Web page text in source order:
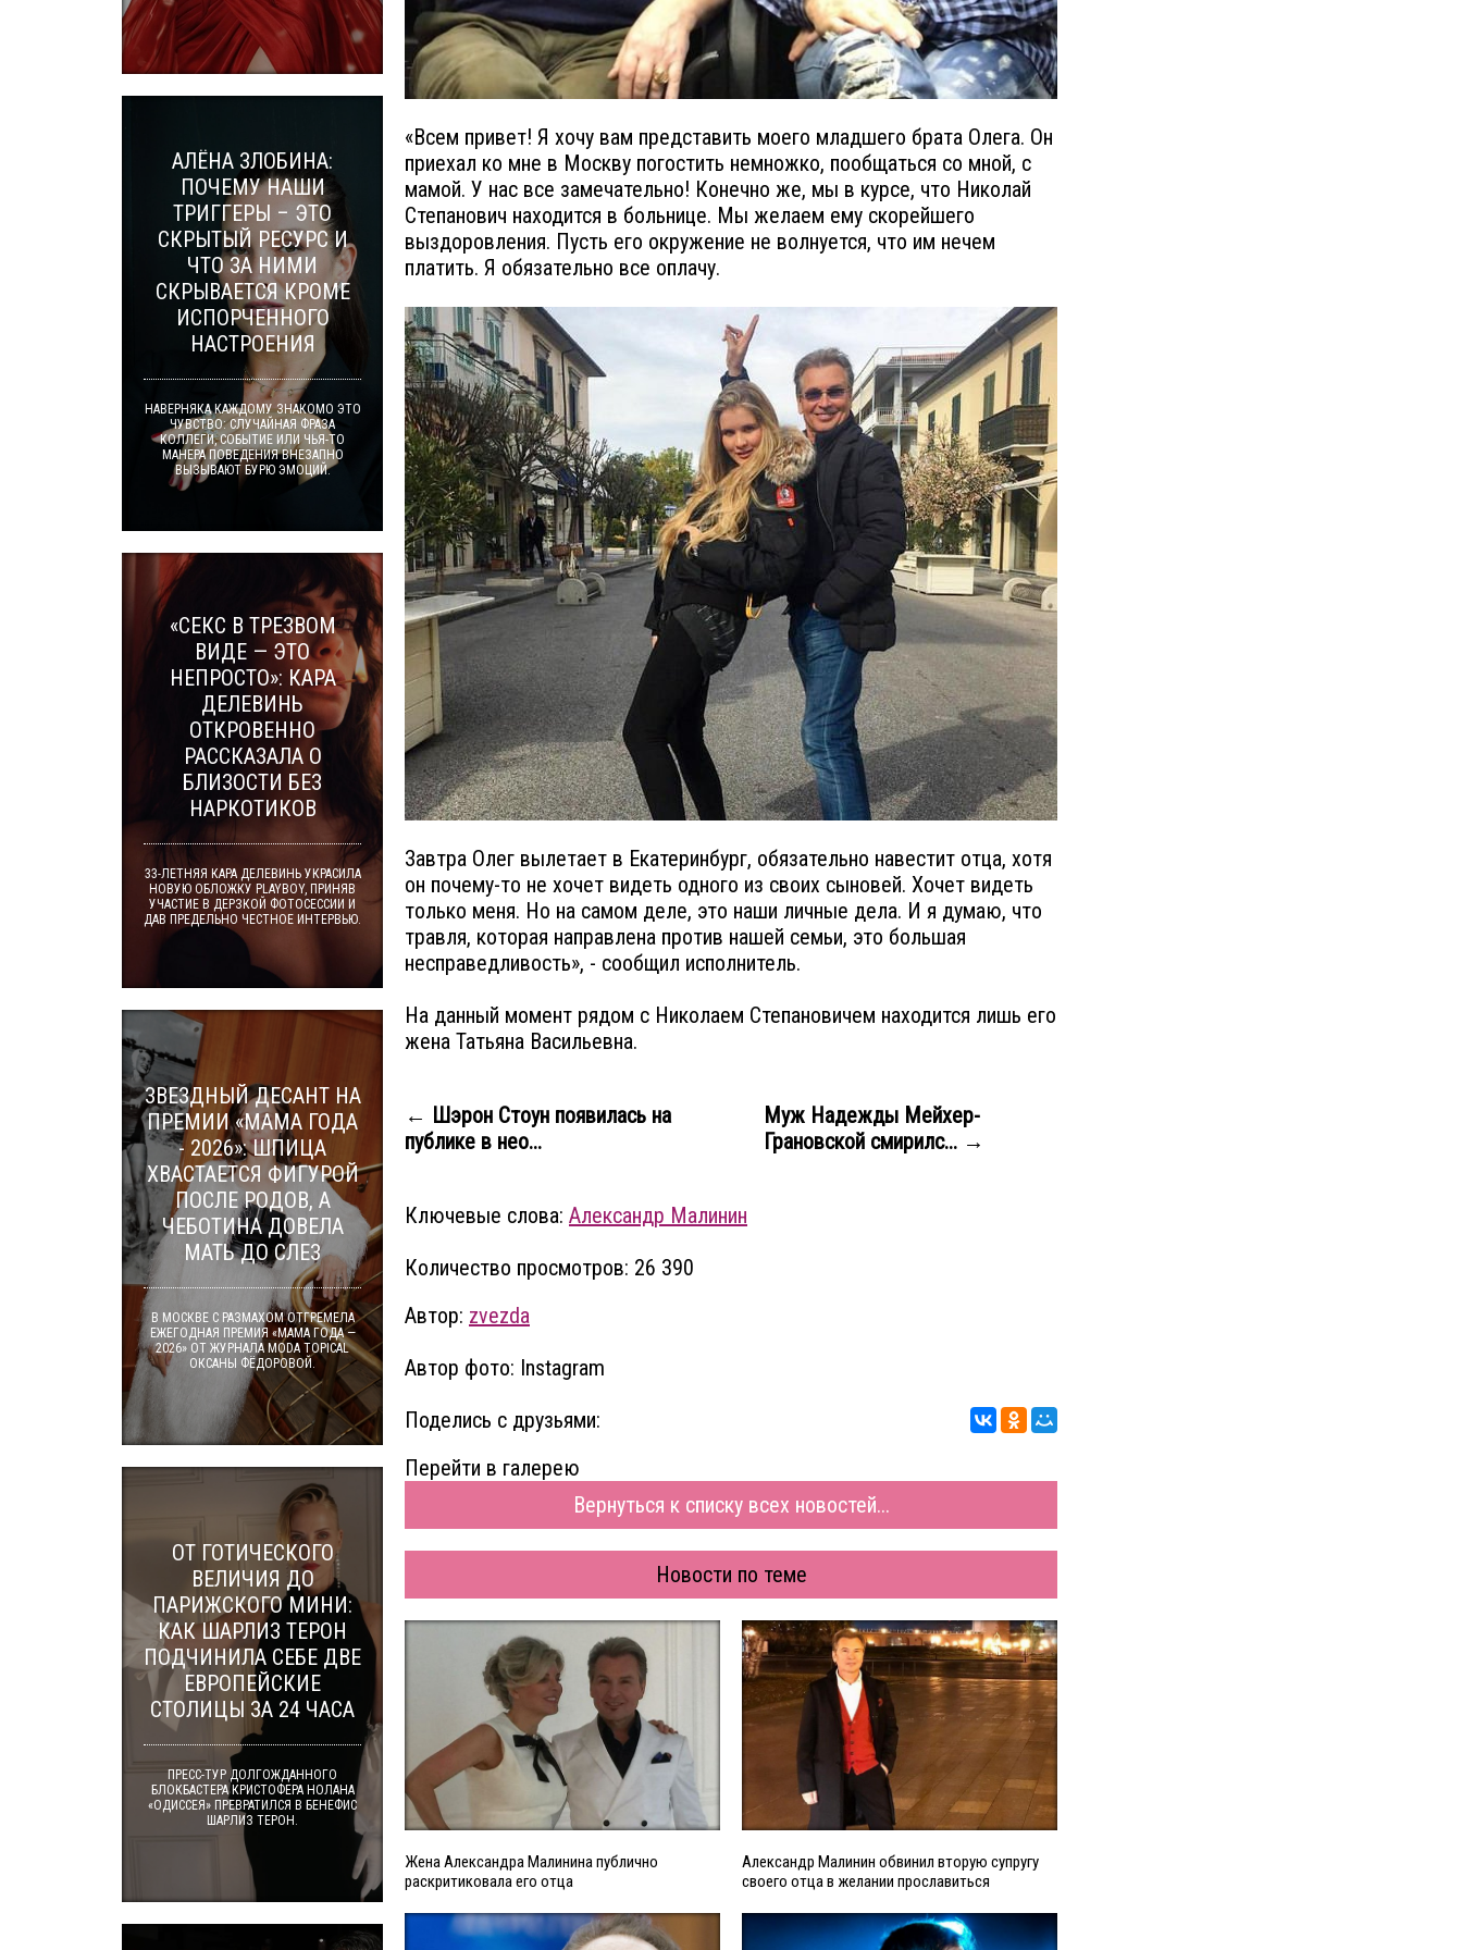
«Всем привет! Я хочу вам представить моего младшего брата Олега. Он
приехал ко мне в Москву погостить немножко, пообщаться со мной, с
мамой. У нас все замечательно! Конечно же, мы в курсе, что Николай
Степанович находится в больнице. Мы желаем ему скорейшего
выздоровления. Пусть его окружение не волнуется, что им нечем
платить. Я обязательно все оплачу.
Завтра Олег вылетает в Екатеринбург, обязательно навестит отца, хотя
он почему-то не хочет видеть одного из своих сыновей. Хочет видеть
только меня. Но на самом деле, это наши личные дела. И я думаю, что
травля, которая направлена против нашей семьи, это большая
несправедливость», - сообщил исполнитель.
На данный момент рядом с Николаем Степановичем находится лишь его
жена Татьяна Васильевна.
← Шэрон Стоун появилась на
публике в нео...
Муж Надежды Мейхер-
Грановской смирилс... →
Ключевые слова: Александр Малинин
Количество просмотров: 26 390
Автор: zvezda
Автор фото: Instagram
Поделись с друзьями:
Перейти в галерею
Вернуться к списку всех новостей...
Новости по теме
Жена Александра Малинина публично
раскритиковала его отца
Александр Малинин обвинил вторую супругу
своего отца в желании прославиться
АЛЁНА ЗЛОБИНА:
ПОЧЕМУ НАШИ
ТРИГГЕРЫ – ЭТО
СКРЫТЫЙ РЕСУРС И
ЧТО ЗА НИМИ
СКРЫВАЕТСЯ КРОМЕ
ИСПОРЧЕННОГО
НАСТРОЕНИЯ
НАВЕРНЯКА КАЖДОМУ ЗНАКОМО ЭТО
ЧУВСТВО: СЛУЧАЙНАЯ ФРАЗА
КОЛЛЕГИ, СОБЫТИЕ ИЛИ ЧЬЯ-ТО
МАНЕРА ПОВЕДЕНИЯ ВНЕЗАПНО
ВЫЗЫВАЮТ БУРЮ ЭМОЦИЙ.
«СЕКС В ТРЕЗВОМ
ВИДЕ — ЭТО
НЕПРОСТО»: КАРА
ДЕЛЕВИНЬ
ОТКРОВЕННО
РАССКАЗАЛА О
БЛИЗОСТИ БЕЗ
НАРКОТИКОВ
33-ЛЕТНЯЯ КАРА ДЕЛЕВИНЬ УКРАСИЛА
НОВУЮ ОБЛОЖКУ PLAYBOY, ПРИНЯВ
УЧАСТИЕ В ДЕРЗКОЙ ФОТОСЕССИИ И
ДАВ ПРЕДЕЛЬНО ЧЕСТНОЕ ИНТЕРВЬЮ.
ЗВЕЗДНЫЙ ДЕСАНТ НА
ПРЕМИИ «МАМА ГОДА
- 2026»: ШПИЦА
ХВАСТАЕТСЯ ФИГУРОЙ
ПОСЛЕ РОДОВ, А
ЧЕБОТИНА ДОВЕЛА
МАТЬ ДО СЛЕЗ
В МОСКВЕ С РАЗМАХОМ ОТГРЕМЕЛА
ЕЖЕГОДНАЯ ПРЕМИЯ «МАМА ГОДА —
2026» ОТ ЖУРНАЛА MODA TOPICAL
ОКСАНЫ ФЁДОРОВОЙ.
ОТ ГОТИЧЕСКОГО
ВЕЛИЧИЯ ДО
ПАРИЖСКОГО МИНИ:
КАК ШАРЛИЗ ТЕРОН
ПОДЧИНИЛА СЕБЕ ДВЕ
ЕВРОПЕЙСКИЕ
СТОЛИЦЫ ЗА 24 ЧАСА
ПРЕСС-ТУР ДОЛГОЖДАННОГО
БЛОКБАСТЕРА КРИСТОФЕРА НОЛАНА
«ОДИССЕЯ» ПРЕВРАТИЛСЯ В БЕНЕФИС
ШАРЛИЗ ТЕРОН.